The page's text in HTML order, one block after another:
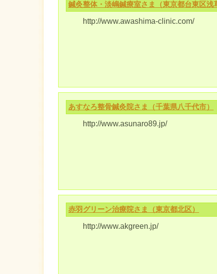
鍼灸整体・淡嶋鍼療室さま（東京都台東区浅
http://www.awashima-clinic.com/
あすなろ整骨鍼灸院さま（千葉県八千代市）
http://www.asunaro89.jp/
赤羽グリーン治療院さま（東京都北区）
http://www.akgreen.jp/